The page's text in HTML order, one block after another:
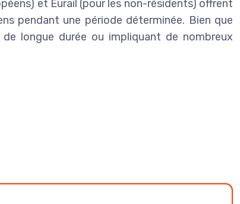
et Eurail (pour les non-résidents) offrent
pendant une période déterminée. Bien que
longue durée ou impliquant de nombreux